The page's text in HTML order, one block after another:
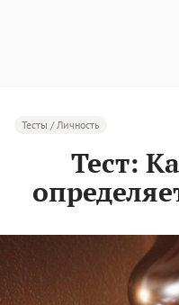
Тесты / Личность
Тест: